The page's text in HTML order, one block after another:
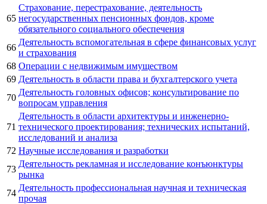
65
Страхование, перестрахование, деятельность
негосударственных пенсионных фондов, кроме
обязательного социального обеспечения
66
Деятельность вспомогательная в сфере финансовых услуг
и страхования
68 Операции с недвижимым имуществом
69 Деятельность в области права и бухгалтерского учета
70
Деятельность головных офисов; консультирование по
вопросам управления
71
Деятельность в области архитектуры и инженерно-
технического проектирования; технических испытаний,
исследований и анализа
72 Научные исследования и разработки
73
Деятельность рекламная и исследование конъюнктуры
рынка
74
Деятельность профессиональная научная и техническая
прочая